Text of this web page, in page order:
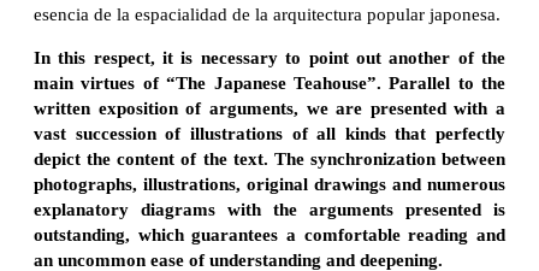
esencia de la espacialidad de la arquitectura popular japonesa.
In this respect, it is necessary to point out another of the
main virtues of “The Japanese Teahouse”. Parallel to the
written exposition of arguments, we are presented with a
vast succession of illustrations of all kinds that perfectly
depict the content of the text. The synchronization between
photographs, illustrations, original drawings and numerous
explanatory diagrams with the arguments presented is
outstanding, which guarantees a comfortable reading and
an uncommon ease of understanding and deepening.